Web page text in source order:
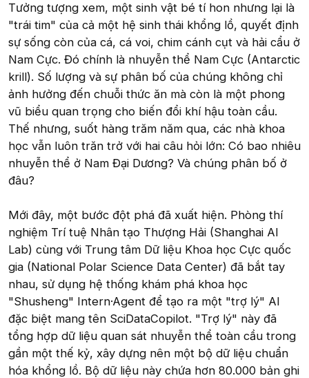
Tưởng tượng xem, một sinh vật bé tí hon nhưng lại là
"trái tim" của cả một hệ sinh thái khổng lồ, quyết định
sự sống còn của cá, cá voi, chim cánh cụt và hải cẩu ở
Nam Cực. Đó chính là nhuyễn thể Nam Cực (Antarctic
krill). Số lượng và sự phân bố của chúng không chỉ
ảnh hưởng đến chuỗi thức ăn mà còn là một phong
vũ biểu quan trọng cho biến đổi khí hậu toàn cầu.
Thế nhưng, suốt hàng trăm năm qua, các nhà khoa
học vẫn luôn trăn trở với hai câu hỏi lớn: Có bao nhiêu
nhuyễn thể ở Nam Đại Dương? Và chúng phân bố ở
đâu?
Mới đây, một bước đột phá đã xuất hiện. Phòng thí
nghiệm Trí tuệ Nhân tạo Thượng Hải (Shanghai AI
Lab) cùng với Trung tâm Dữ liệu Khoa học Cực quốc
gia (National Polar Science Data Center) đã bắt tay
nhau, sử dụng hệ thống khám phá khoa học
"Shusheng" Intern·Agent để tạo ra một "trợ lý" AI
đặc biệt mang tên SciDataCopilot. "Trợ lý" này đã
tổng hợp dữ liệu quan sát nhuyễn thể toàn cầu trong
gần một thế kỷ, xây dựng nên một bộ dữ liệu chuẩn
hóa khổng lồ. Bộ dữ liệu này chứa hơn 80.000 bản ghi